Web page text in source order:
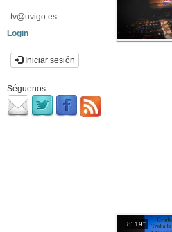
tv@uvigo.es
Login
Iniciar sesión
Séguenos:
8' 19''